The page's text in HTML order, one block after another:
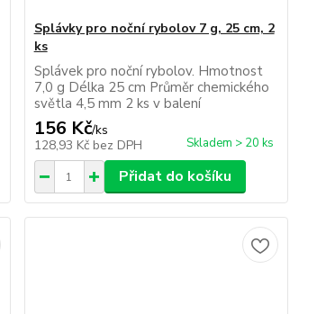
Splávky pro noční rybolov 7 g, 25 cm, 2
ks
Splávek pro noční rybolov. Hmotnost
7,0 g Délka 25 cm Průměr chemického
světla 4,5 mm 2 ks v balení
156 Kč/ks
128,93 Kč bez DPH Skladem > 20 ks
Přidat do košíku